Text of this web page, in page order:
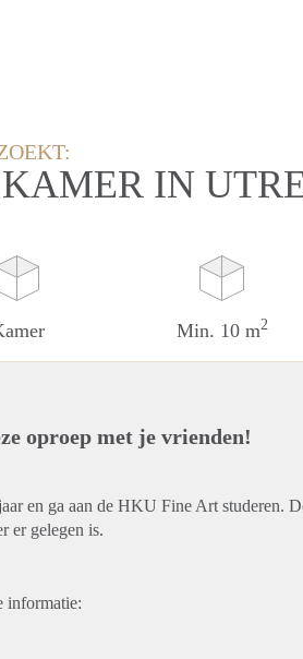
IN
Min. 10 m2
oproep met je vrienden!
en ga aan de HKU Fine Art studeren.
er gelegen is.
informatie: